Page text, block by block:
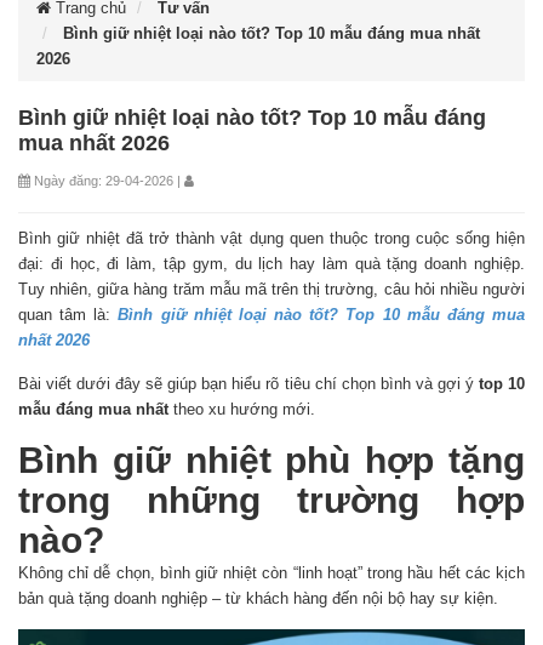
Trang chủ
Tư vấn
Bình giữ nhiệt loại nào tốt? Top 10 mẫu đáng mua nhất
2026
Bình giữ nhiệt loại nào tốt? Top 10 mẫu đáng
mua nhất 2026
Ngày đăng: 29-04-2026 |
Bình giữ nhiệt đã trở thành vật dụng quen thuộc trong cuộc sống hiện
đại: đi học, đi làm, tập gym, du lịch hay làm quà tặng doanh nghiệp.
Tuy nhiên, giữa hàng trăm mẫu mã trên thị trường, câu hỏi nhiều người
quan tâm là:Bình giữ nhiệt loại nào tốt? Top 10 mẫu đáng mua
nhất 2026
Bài viết dưới đây sẽ giúp bạn hiểu rõ tiêu chí chọn bình và gợi ý top 10
mẫu đáng mua nhấttheo xu hướng mới.
Bình giữ nhiệt phù hợp tặng
trong những trường hợp
nào?
Không chỉ dễ chọn, bình giữ nhiệt còn “linh hoạt” trong hầu hết các kịch
bản quà tặng doanh nghiệp – từ khách hàng đến nội bộ hay sự kiện.